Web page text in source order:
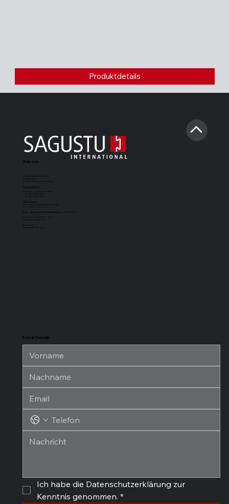
Produktdetails
Kontaktformular
Ich habe die Datenschutzerklärung zur
Kenntnis genommen. *
Adresse
Sagustu International GmbH
D-66892 Bruchmühlbach-Miesau
Wir freuen uns über Ihren Anruf:
+49 (0) 6372 8031-0
+49 (0) 6372 8031-31
Öffnungszeiten:
Lageröffnungszeiten für Selbstabholer
Datenschutzerklärung